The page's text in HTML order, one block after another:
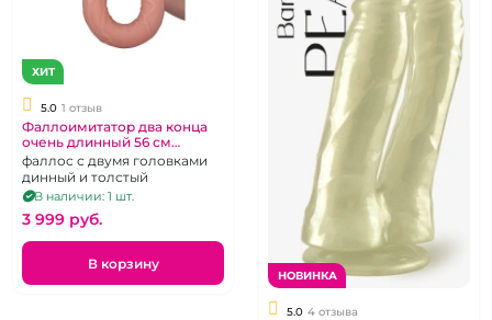
ХИТ
5.0 1 отзыв
Фаллоимитатор два конца
очень длинный 56 см
"Гигантелло"
фаллос с двумя головками
динный и толстый
В наличии: 1 шт.
3 999 pуб.
В корзину
НОВИНКА
5.0 4 отзыва